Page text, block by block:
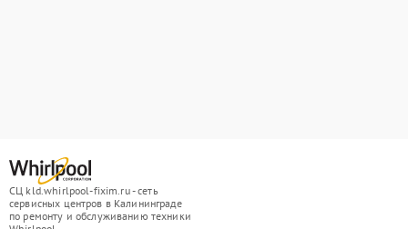
СЦ kld.whirlpool-fixim.ru - сеть
сервисных центров в Калининграде
по ремонту и обслуживанию техники